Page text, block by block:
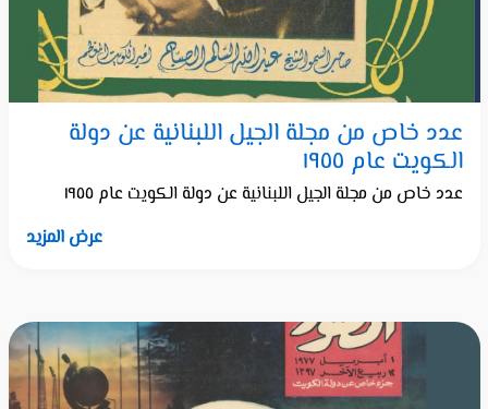
عدد خاص من مجلة الجيل اللبنانية عن دولة
الكويت عام ١٩٥٥
عدد خاص من مجلة الجيل اللبنانية عن دولة الكويت عام ١٩٥٥
عرض المزيد